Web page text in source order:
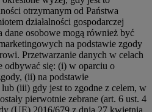
otrzymanym od Państwa
działalności gospodarczej
dane osobowe mogą również być
na podstawie zgody
Przetwarzanie danych w celach
odbywać się: (i) w oparciu o
(ii) na podstawie
(iii) gdy jest to zgodne z celem, w
pierwotnie zebrane (art. 6 ust. 4
(UE) 2016/679 z dnia 27 kwietnia